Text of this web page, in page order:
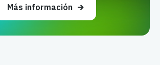
Más información